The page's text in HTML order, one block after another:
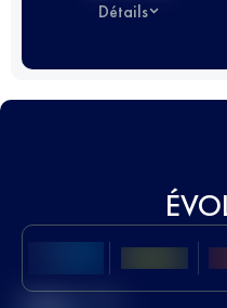
Détails
Meilleur Score